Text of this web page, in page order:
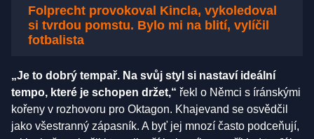
Folprecht provokoval Kincla, vykoledoval
si tvrdou pomstu. Bylo mi na blití, vylíčil
fotbalista
„Je to dobrý tempař. Na svůj styl si nastaví ideální
tempo, které je schopen držet,“ řekl o Němci s íránskými
kořeny v rozhovoru pro Oktagon. Khajevand se osvědčil
jako všestranný zápasník. A byť jej mnozí často podceňují,